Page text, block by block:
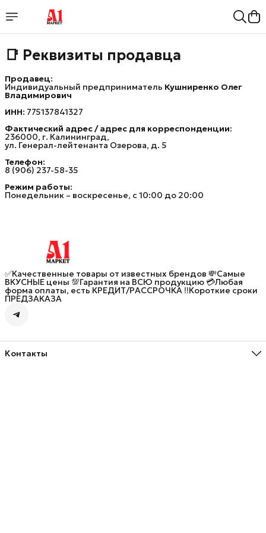
📑 Реквизиты продавца
Продавец:
Индивидуальный предприниматель Кушниренко Олег
Владимирович
ИНН: 775137841327
Фактический адрес / адрес для корреспонденции:
236000, г. Калининград,
ул. Генерал-лейтенанта Озерова, д. 5
Телефон:
8 (906) 237-58-35
Режим работы:
Понедельник – воскресенье, с 10:00 до 20:00
✅Качественные товары от известных брендов 💸Самые
ВКУСНЫЕ цены 💯Гарантия на ВСЮ продукцию 💳Любая
форма оплаты, есть КРЕДИТ/РАССРОЧКА ‼️Короткие сроки
ПРЕДЗАКАЗА
Контакты